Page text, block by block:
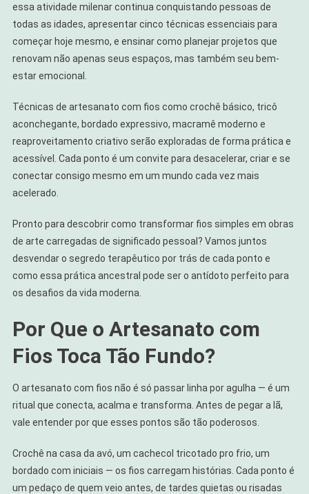
essa atividade milenar continua conquistando pessoas de
todas as idades, apresentar cinco técnicas essenciais para
começar hoje mesmo, e ensinar como planejar projetos que
renovam não apenas seus espaços, mas também seu bem-
estar emocional.
Técnicas de artesanato com fios como crochê básico, tricô
aconchegante, bordado expressivo, macramê moderno e
reaproveitamento criativo serão exploradas de forma prática e
acessível. Cada ponto é um convite para desacelerar, criar e se
conectar consigo mesmo em um mundo cada vez mais
acelerado.
Pronto para descobrir como transformar fios simples em obras
de arte carregadas de significado pessoal? Vamos juntos
desvendar o segredo terapêutico por trás de cada ponto e
como essa prática ancestral pode ser o antídoto perfeito para
os desafios da vida moderna.
Por Que o Artesanato com
Fios Toca Tão Fundo?
O artesanato com fios não é só passar linha por agulha — é um
ritual que conecta, acalma e transforma. Antes de pegar a lã,
vale entender por que esses pontos são tão poderosos.
Crochê na casa da avó, um cachecol tricotado pro frio, um
bordado com iniciais — os fios carregam histórias. Cada ponto é
um pedaço de quem veio antes, de tardes quietas ou risadas